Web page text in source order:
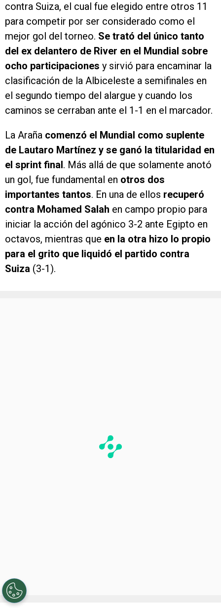
contra Suiza, el cual fue elegido entre otros 11
para competir por ser considerado como el
mejor gol del torneo. Se trató del único tanto
del ex delantero de River en el Mundial sobre
ocho participaciones y sirvió para encaminar la
clasificación de la Albiceleste a semifinales en
el segundo tiempo del alargue y cuando los
caminos se cerraban ante el 1-1 en el marcador.
La Araña comenzó el Mundial como suplente
de Lautaro Martínez y se ganó la titularidad en
el sprint final . Más allá de que solamente anotó
un gol, fue fundamental en otros dos
importantes tantos. En una de ellos recuperó
contra Mohamed Salah en campo propio para
iniciar la acción del agónico 3-2 ante Egipto en
octavos, mientras que en la otra hizo lo propio
para el grito que liquidó el partido contra
Suiza (3-1).